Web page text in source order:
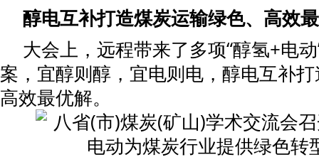
醇电互补打造煤炭运输绿色、高效
大会上，远程带来了多项“醇氢+电
案，宜醇则醇，宜电则电，醇电互补
高效最优解。